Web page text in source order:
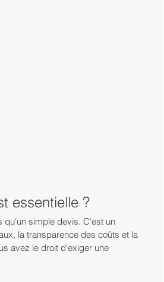
essentielle ?
qu'un simple devis. C'est un
la transparence des coûts et la
avez le droit d'exiger une